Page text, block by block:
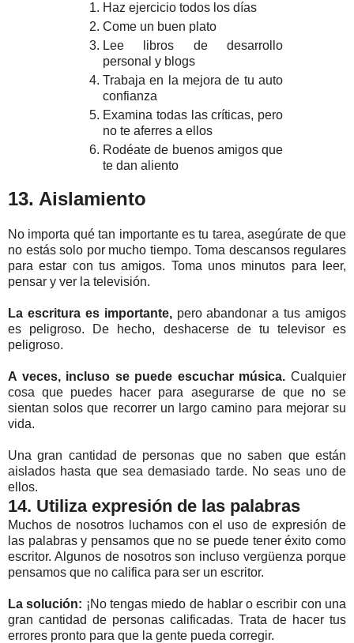
Haz ejercicio todos los días
Come un buen plato
Lee libros de desarrollo
personal y blogs
Trabaja en la mejora de tu auto
confianza
Examina todas las críticas, pero
no te aferres a ellos
Rodéate de buenos amigos que
te dan aliento
13. Aislamiento
No importa qué tan importante es tu tarea, asegúrate de que
no estás solo por mucho tiempo. Toma descansos regulares
para estar con tus amigos. Toma unos minutos para leer,
pensar y ver la televisión.
La escritura es importante,pero abandonar a tus amigos
es peligroso. De hecho, deshacerse de tu televisor es
peligroso.
A veces, incluso se puede escuchar música. Cualquier
cosa que puedes hacer para asegurarse de que no se
sientan solos que recorrer un largo camino para mejorar su
vida.
Una gran cantidad de personas que no saben que están
aislados hasta que sea demasiado tarde. No seas uno de
ellos.
14. Utiliza expresión de las palabras
Muchos de nosotros luchamos con el uso de expresión de
las palabras y pensamos que no se puede tener éxito como
escritor. Algunos de nosotros son incluso vergüenza porque
pensamos que no califica para ser un escritor.
La solución: ¡No tengas miedo de hablar o escribir con una
gran cantidad de personas calificadas. Trata de hacer tus
errores pronto para que la gente pueda corregir.